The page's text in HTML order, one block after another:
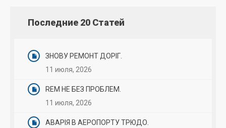
Последние 20 Статей
ЗНОВУ РЕМОНТ ДОРІГ.
11 июля, 2026
REM НЕ БЕЗ ПРОБЛЕМ.
11 июля, 2026
АВАРІЯ В АЕРОПОРТУ ТРЮДО.